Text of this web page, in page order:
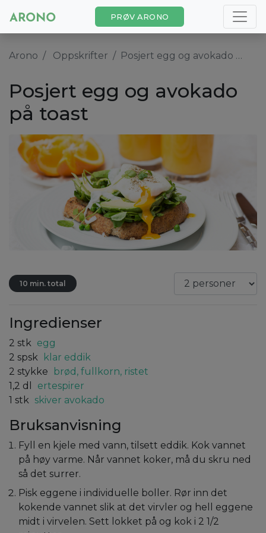
PRØV ARONO
Arono Oppskrifter Posjert egg og avokado på toast
Posjert egg og avokado
på toast
10 min. total
Ingredienser
2 stk egg
2 spsk
klar eddik
2 stykke
brød, fullkorn, ristet
1,2 dl
ertespirer
1 stk skiver avokado
Bruksanvisning
Fyll en kjele med vann, tilsett eddik. Kok vannet
på høy varme. Når vannet koker, må du skru ned
så det surrer.
Pisk eggene i individuelle boller. Rør inn det
kokende vannet slik at det virvler og hell eggene
midt i virvelen. Sett lokket på og kok i 2 1/2